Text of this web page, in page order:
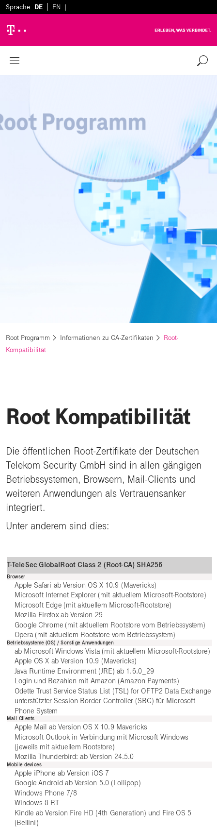
Sprache DE EN |
Root Programm Informationen zu CA-Zertifikaten
Root-
Kompatibilität
Root Kompatibilität
Die öffentlichen Root-Zertifikate der Deutschen
Telekom Security GmbH sind in allen gängigen
Betriebssystemen, Browsern, Mail-Clients und
weiteren Anwendungen als Vertrauensanker
integriert.
Unter anderem sind dies:
T-TeleSec GlobalRoot Class 2 (Root-CA) SHA256
Browser
Apple Safari ab Version OS X 10.9 (Mavericks)
Microsoft Internet Explorer (mit aktuellem Microsoft-Rootstore)
Microsoft Edge (mit aktuellem Microsoft-Rootstore)
Mozilla Firefox ab Version 29
Google Chrome (mit aktuellem Rootstore vom Betriebssystem)
Opera (mit aktuellem Rootstore vom Betriebssystem)
Betriebssysteme (OS) / Sonstige Anwendungen
ab Microsoft Windows Vista (mit aktuellem Microsoft-Rootstore)
Apple OS X ab Version 10.9 (Mavericks)
Java Runtime Environment (JRE) ab 1.6.0_29
Login und Bezahlen mit Amazon (Amazon Payments)
Odette Trust Service Status List (TSL) for OFTP2 Data Exchange
unterstützter Session Border Controller (SBC) für Microsoft
Phone System
Mail Clients
Apple Mail ab Version OS X 10.9 Mavericks
Microsoft Outlook in Verbindung mit Microsoft Windows
(jeweils mit aktuellem Rootstore)
Mozilla Thunderbird: ab Version 24.5.0
Mobile devices
Apple iPhone ab Version iOS 7
Google Android ab Version 5.0 (Lollipop)
Windows Phone 7/8
Windows 8 RT
Kindle ab Version Fire HD (4th Generation) und Fire OS 5
(Bellini)